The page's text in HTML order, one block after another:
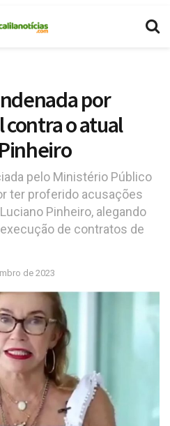
por
o atual
pelo Ministério Público
ter proferido acusações
Pinheiro, alegando
de contratos de
de 2023